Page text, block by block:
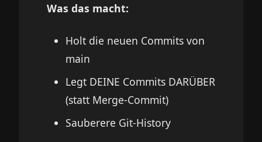
Was das macht:
Holt die neuen Commits von
main
Legt DEINE Commits DARÜBER
(statt Merge-Commit)
Sauberere Git-History